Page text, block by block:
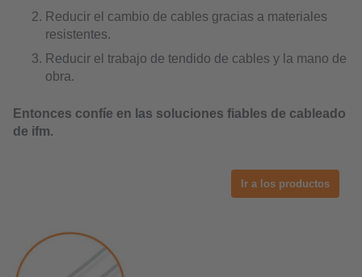
Reducir el cambio de cables gracias a materiales
resistentes.
Reducir el trabajo de tendido de cables y la mano de
obra.
Entonces confíe en las soluciones fiables de cableado
de ifm.
Ir a los productos